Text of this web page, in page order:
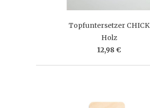
Topfuntersetzer CHICK
Holz
12,98 €